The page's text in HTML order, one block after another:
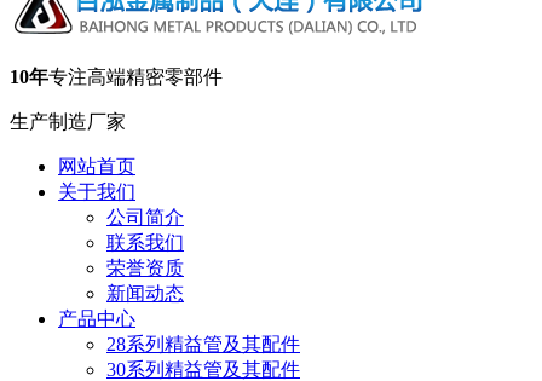
10年专注高端精密零部件
生产制造厂家
网站首页
关于我们
公司简介
联系我们
荣誉资质
新闻动态
产品中心
28系列精益管及其配件
30系列精益管及其配件